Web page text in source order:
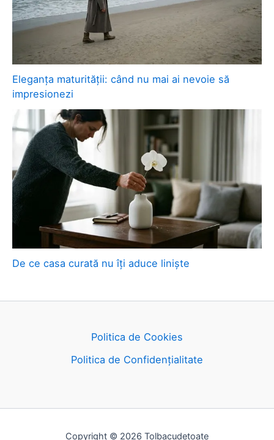
Eleganța maturității: când nu mai ai nevoie să
impresionezi
De ce casa curată nu îți aduce liniște
Politica de Cookies
Politica de Confidențialitate
Copyright © 2026 Tolbacudetoate